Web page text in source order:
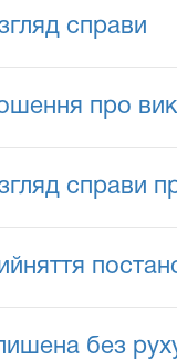
справи
про
справи
без